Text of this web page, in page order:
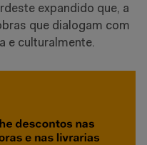
expandido que, a
que dialogam com
e culturalmente.